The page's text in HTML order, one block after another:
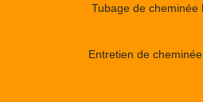
Tubage de cheminée
Entretien de